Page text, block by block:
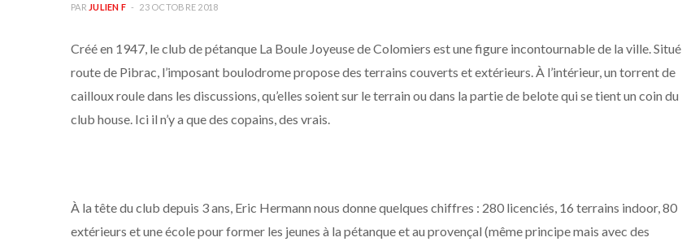
PAR JULIEN F 23 OCTOBRE 2018
Créé en 1947, le club de pétanque La Boule Joyeuse de Colomiers est une figure incontournable de la ville. Situé
route de Pibrac, l’imposant boulodrome propose des terrains couverts et extérieurs. À l’intérieur, un torrent de
cailloux roule dans les discussions, qu’elles soient sur le terrain ou dans la partie de belote qui se tient un coin du
club house. Ici il n’y a que des copains, des vrais.
À la tête du club depuis 3 ans, Eric Hermann nous donne quelques chiffres : 280 licenciés, 16 terrains indoor, 80
extérieurs et une école pour former les jeunes à la pétanque et au provençal (même principe mais avec des